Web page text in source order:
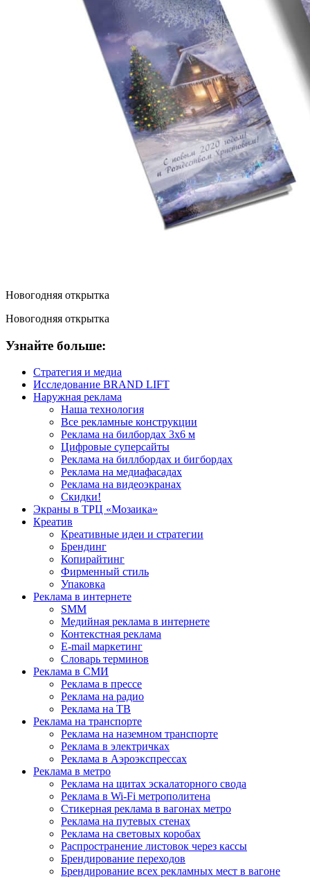
Новогодняя открытка
Новогодняя открытка
Узнайте больше:
Стратегия и медиа
Исследование BRAND LIFT
Наружная реклама
Наша технология
Все рекламные конструкции
Реклама на билбордах 3х6 м
Цифровые суперсайты
Реклама на биллбордах и бигбордах
Реклама на медиафасадах
Реклама на видеоэкранах
Скидки!
Экраны в ТРЦ «Мозаика»
Креатив
Креативные идеи и стратегии
Брендинг
Копирайтинг
Фирменный стиль
Упаковка
Реклама в интернете
SMM
Медийная реклама в интернете
Контекстная реклама
E-mail маркетинг
Словарь терминов
Реклама в СМИ
Реклама в прессе
Реклама на радио
Реклама на ТВ
Реклама на транспорте
Реклама на наземном транспорте
Реклама в электричках
Реклама в Аэроэкспрессах
Реклама в метро
Реклама на щитах эскалаторного свода
Реклама в Wi-Fi метрополитена
Стикерная реклама в вагонах метро
Реклама на путевых стенах
Реклама на световых коробах
Распространение листовок через кассы
Брендирование переходов
Брендирование всех рекламных мест в вагоне